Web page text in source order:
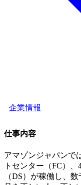
企業情報
仕事内容
アマゾンジャパンで
トセンター（FC）
（DS）が稼働し、